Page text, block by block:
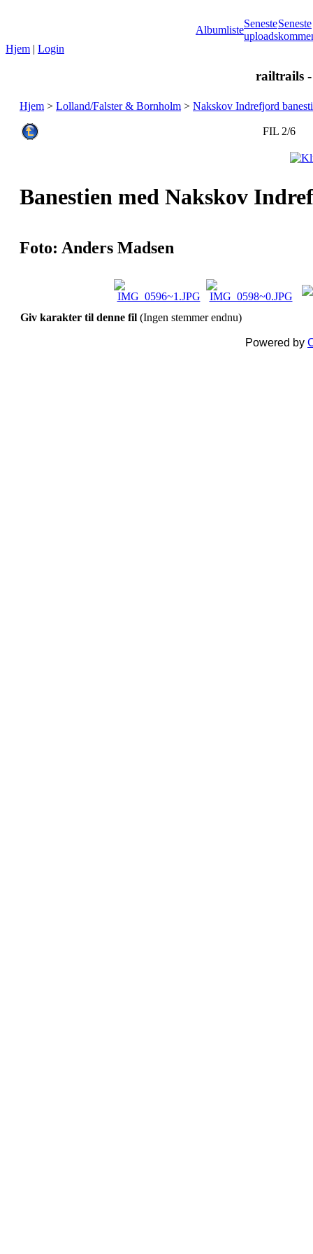
Albumliste
Seneste
uploads
Seneste
Hjem | Login
railtrails
Hjem > Lolland/Falster & Bornholm > Nakskov Indrefjord banesti
FIL 2/6
Banestien med Nakskov
Foto: Anders Madsen
Giv karakter til denne fil (Ingen stemmer endnu)
Powered by